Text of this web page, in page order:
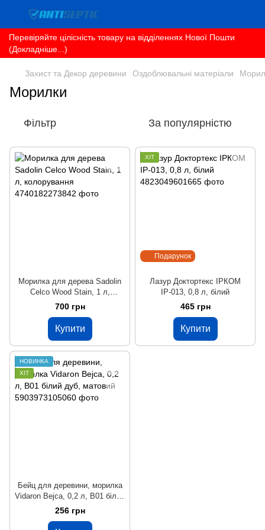
Перевіряйте цілісність товару на відділеннях Нової Пошти
(Докладніше...)
Захист та Декор деревини Оздоблювальні матеріали
Морилки
Фільтр За популярністю
Морилка для дерева Sadolin
Celco Wood Stain, 1 л,
колорування
700 грн
Купити
Подарунок
ХІТ
Лазур Доктортекс ІРКОМ
ІР-013, 0,8 л, білий
465 грн
Купити
НОВИНКА
ХІТ
Бейц для деревини, морилка
Vidaron Bejca, 0,2 л, B01 білий
дуб, матовий
256 грн